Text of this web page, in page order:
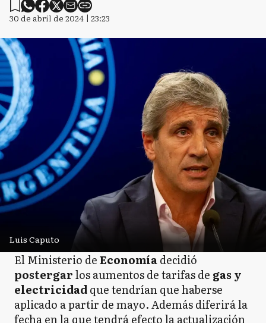
30 de abril de 2024 | 23:23
Luis Caputo
El Ministerio deEconomíadecidió
postergarlos aumentos de tarifas de gas y
electricidadque tendrían que haberse
aplicado a partir de mayo. Además diferirá la
fecha en la que tendrá efecto la actualización